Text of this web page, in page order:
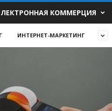
КОММЕРЦИЯ
ИНТЕРНЕТ-МАРКЕТИНГ